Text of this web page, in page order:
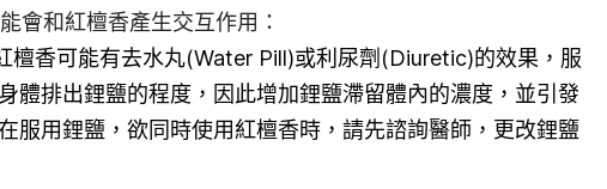
會和紅檀香產生交互作用：
檀香可能有去水丸(Water Pill)或利尿劑(Diuretic)的效果，服
體排出鋰鹽的程度，因此增加鋰鹽滯留體內的濃度，並引發
服用鋰鹽，欲同時使用紅檀香時，請先諮詢醫師，更改鋰鹽